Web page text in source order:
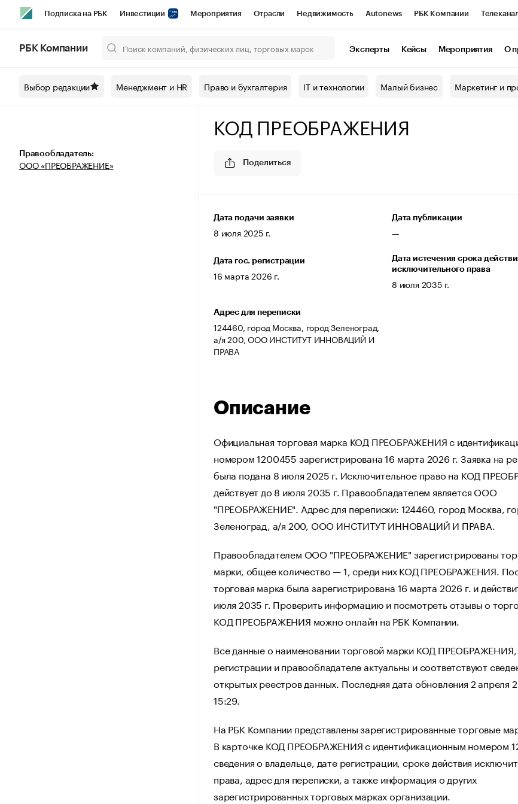
Подписка на РБК Инвестиции Мероприятия Отрасли Недвижимость Autonews РБК Компании
Спецпроекты СПб Конференции СПб Спецпроекты Проверка контрагентов
Рынок наличной валюты
РБК Компании Эксперты Кейсы Мероприятия О
Выбор редакции Менеджмент и HR Право и бухгалтерия IT и технологии Малый бизнес Маркетинг и
Правообладатель:
ООО «ПРЕОБРАЖЕНИЕ»
КОД ПРЕОБРАЖЕНИЯ
Поделиться
Дата подачи заявки
8 июля 2025 г.
Дата публикации
—
Дата гос. регистрации
16 марта 2026 г.
Дата истечения срока
исключительного права
8 июля 2035 г.
Адрес для переписки
124460, город Москва, город Зеленоград,
а/я 200, ООО ИНСТИТУТ ИННОВАЦИЙ И
ПРАВА
Описание
Официальная торговая марка КОД ПРЕОБРАЖЕНИЯ с
номером 1200455 зарегистрирована 16 марта 2026 г. Заявка на
была подана 8 июля 2025 г. Исключительное право на КОД
действует до 8 июля 2035 г. Правообладателем является ООО
"ПРЕОБРАЖЕНИЕ". Адрес для переписки: 124460, город Москва,
Зеленоград, а/я 200, ООО ИНСТИТУТ ИННОВАЦИЙ И ПРАВА.
Правообладателем ООО "ПРЕОБРАЖЕНИЕ" зарегистрированы
марки, общее количество — 1, среди них КОД ПРЕОБРАЖЕНИЯ.
торговая марка была зарегистрирована 16 марта 2026 г. и
июля 2035 г. Проверить информацию и посмотреть отзывы о
КОД ПРЕОБРАЖЕНИЯ можно онлайн на РБК Компании.
Все данные о наименовании торговой марки КОД ПРЕОБРАЖЕНИЯ,
регистрации и правообладателе актуальны и соответствуют
открытых реестров данных. Последняя дата обновления 2 апреля
15:29.
На РБК Компании представлены зарегистрированные торговые
В карточке КОД ПРЕОБРАЖЕНИЯ с идентификационным номером
сведения о владельце, дате регистрации, сроке действия
права, адрес для переписки, а также информация о других
зарегистрированных торговых марках организации.